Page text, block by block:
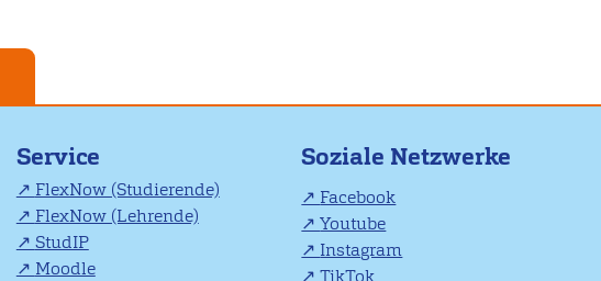
Service
FlexNow (Studierende)
FlexNow (Lehrende)
StudIP
Moodle
Soziale Netzwerke
Facebook
Youtube
Instagram
TikTok